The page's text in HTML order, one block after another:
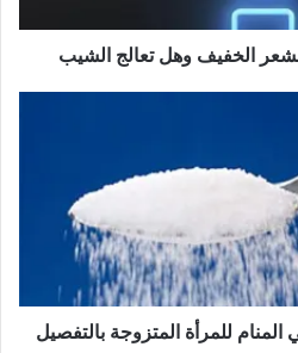
الخفيف وهل تعالج الشيب
للمرأة المتزوجة بالتفصيل